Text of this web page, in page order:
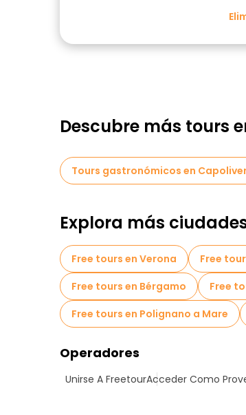
Descubre más tours
Tours gastronómicos en
Explora más
Free tours en Verona Free
Free tours en Bérgamo
Free
Free tours en Polignano a Mare
Operadores
Unirse A FreetourAcceder Como